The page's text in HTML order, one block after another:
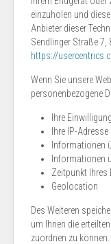
einzuholen und
Anbieter dieser
Sendlinger Straße 7,
https://
Wenn Sie unsere
personenbezogene
Ihre
Ihre IP-Adresse
Informationen
Informationen
Zeitpunkt Ihres
Geolocation
Des Weiteren
um Ihnen die
zuordnen zu